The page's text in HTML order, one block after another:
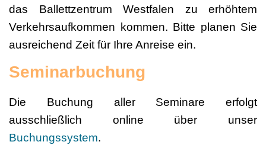
das Ballettzentrum Westfalen zu erhöhtem
Verkehrsaufkommen kommen. Bitte planen Sie
ausreichend Zeit für Ihre Anreise ein.
Seminarbuchung
Die Buchung aller Seminare erfolgt
ausschließlich online über unser
Buchungssystem.